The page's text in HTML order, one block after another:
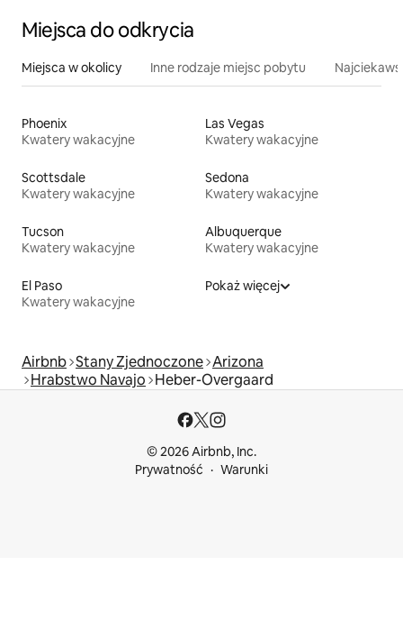
Miejsca do odkrycia
Miejsca w okolicy Inne rodzaje miejsc pobytu
Phoenix
Kwatery wakacyjne
Las Vegas
Kwatery wakacyjne
Scottsdale
Kwatery wakacyjne
Sedona
Kwatery wakacyjne
Tucson
Kwatery wakacyjne
Albuquerque
Kwatery wakacyjne
El Paso
Kwatery wakacyjne
Pokaż więcej
Airbnb Stany Zjednoczone Arizona
Hrabstwo Navajo Heber-Overgaard
© 2026 Airbnb, Inc.
Prywatność
Warunki